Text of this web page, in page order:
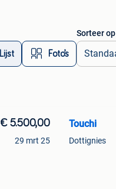
Lijst Foto’s
Sorteer op
€ 5.500,00
29 mrt 25
Touchi
Dottignies